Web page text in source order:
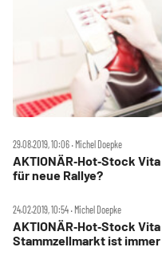
29.08.2019, 10:06 ‧ Michel Doepke
AKTIONÄR‑Hot‑Stock
für neue Rallye?
24.02.2019, 10:54 ‧ Michel Doepke
AKTIONÄR‑Hot‑Stock
Stammzellmarkt ist